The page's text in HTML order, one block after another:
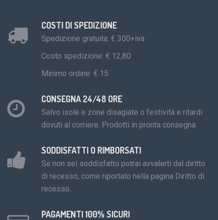
COSTI DI SPEDIZIONE
Spedizione gratuita: € 300+iva
Costo spedizione: € 12,80
Minimo ordine: € 15
CONSEGNA 24/48 ORE
Salvo isole e zone disagiate o festività e ritardi
dovuti al corriere. Prodotti in pronta consegna.
SODDISFATTI O RIMBORSATI
Se non sei soddisfatto potrai avvalerti dal diritto
di recesso, come riportato nella pagina Diritto di
recesso.
PAGAMENTI 100% SICURI